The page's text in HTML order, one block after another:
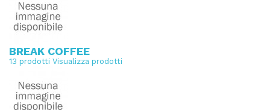
BREAK COFFEE
13 prodotti Visualizza prodotti